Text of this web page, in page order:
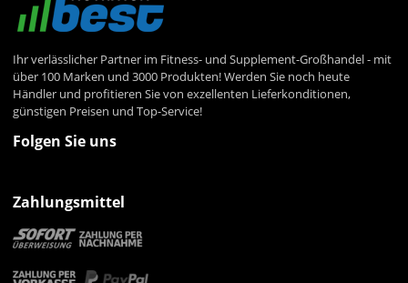
Ihr verlässlicher Partner im Fitness- und Supplement-Großhandel - mit
über 100 Marken und 3000 Produkten! Werden Sie noch heute
Händler und profitieren Sie von exzellenten Lieferkonditionen,
günstigen Preisen und Top-Service!
Folgen Sie uns
Zahlungsmittel